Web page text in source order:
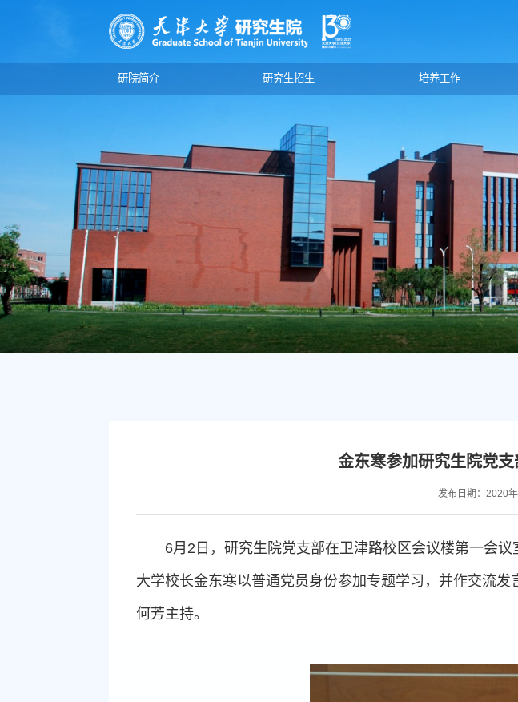
研院简介 研究生招生 培养工作
金东寒参加研究生院党
发布日期：2020
6月2日，研究生院党支部在卫津路校区会议楼第一会
大学校长金东寒以普通党员身份参加专题学习，并作交流
何芳主持。